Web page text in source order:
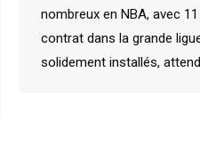
nombreux en NBA, avec
contrat dans la grande
solidement installés,